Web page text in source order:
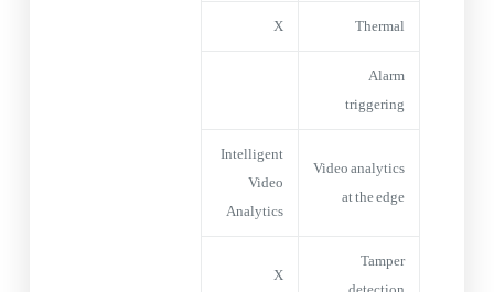
Thermal
X
Alarm
triggering
Video analytics
at the edge
Intelligent
Video
Analytics
Tamper
X